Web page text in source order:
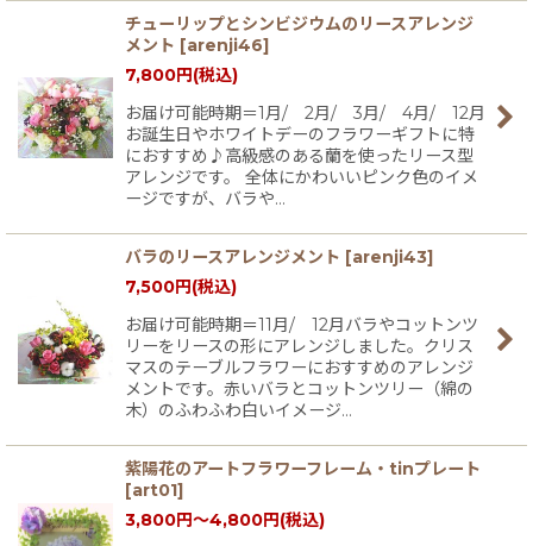
チューリップとシンビジウムのリースアレンジ
メント [arenji46]
7,800円(税込)
お届け可能時期＝1月/ 2月/ 3月/ 4月/ 12月
お誕生日やホワイトデーのフラワーギフトに特
におすすめ♪高級感のある蘭を使ったリース型
アレンジです。 全体にかわいいピンク色のイメ
ージですが、バラや…
バラのリースアレンジメント [arenji43]
7,500円(税込)
お届け可能時期＝11月/ 12月バラやコットンツ
リーをリースの形にアレンジしました。クリス
マスのテーブルフラワーにおすすめのアレンジ
メントです。赤いバラとコットンツリー（綿の
木）のふわふわ白いイメージ…
紫陽花のアートフラワーフレーム・tinプレート
[art01]
3,800円～4,800円(税込)